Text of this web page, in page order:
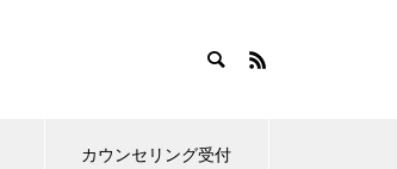
カウンセリング受付